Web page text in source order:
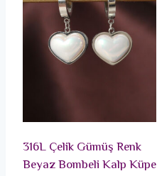
316L Çelik Gümüş Renk
Beyaz Bombeli Kalp Küpe